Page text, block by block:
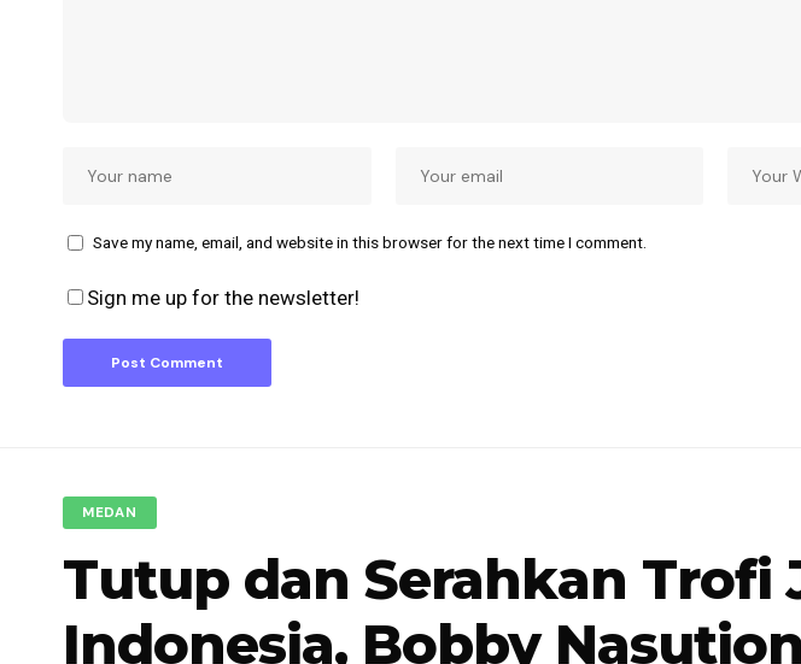
Save my name, email, and website in this browser for the next time I comment.
Sign me up for the newsletter!
MEDAN
Tutup dan Serahkan Trofi
Indonesia, Bobby